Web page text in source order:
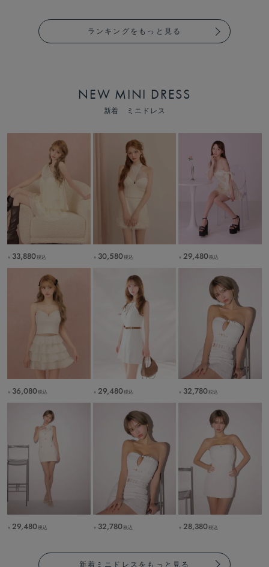
ランキングをもっと見る
NEW MINI DRESS
新着 ミニドレス
￥ 33,880税込 ￥ 30,580税込 ￥ 29,480税込
￥ 36,080税込 ￥ 29,480税込 ￥ 32,780税込
￥ 29,480税込 ￥ 32,780税込 ￥ 28,380税込
新着ミニドレスをもっと見る